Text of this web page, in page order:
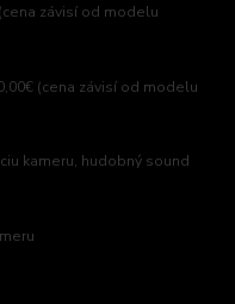
závisí od modelu
(cena závisí od modelu
kameru, hudobný sound